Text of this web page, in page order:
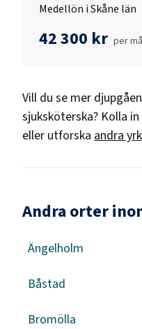
Medellön i Skåne län
42 300 kr per
Vill du se mer
sjuksköterska? Kolla
eller utforska andra
Andra orter
Ängelholm
Båstad
Bromölla